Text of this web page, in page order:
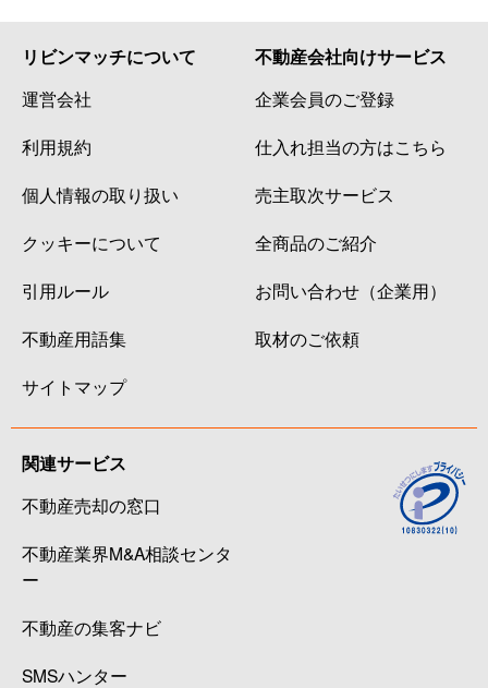
リビンマッチについて
運営会社
利用規約
個人情報の取り扱い
クッキーについて
引用ルール
不動産用語集
サイトマップ
不動産会社向けサービス
企業会員のご登録
仕入れ担当の方はこちら
売主取次サービス
全商品のご紹介
お問い合わせ（企業用）
取材のご依頼
関連サービス
不動産売却の窓口
不動産業界M&A相談センタ
ー
不動産の集客ナビ
SMSハンター